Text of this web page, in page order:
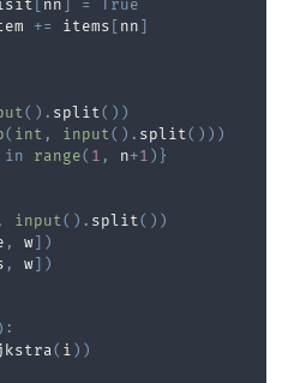
[ nn ] =
True
+= items [ nn ]
( ) . split( ) )
( int , input( ) . split( ) ) )
in range( 1 , n+1 ) }
, input( ) . split( ) )
, w] )
, w] )
:
( i ) )